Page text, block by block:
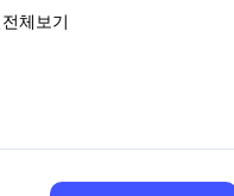
체보기